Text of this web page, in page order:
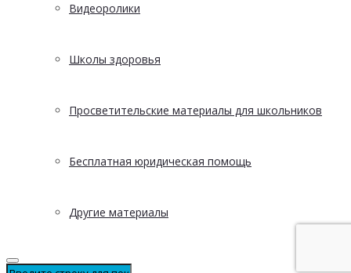
Видеоролики
Школы здоровья
Просветительские материалы для школьников
Бесплатная юридическая помощь
Другие материалы